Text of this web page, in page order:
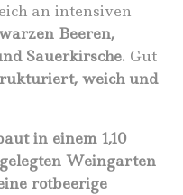
an intensiven
Beeren,
Sauerkirsche. Gut
weich und
in einem 1,10
Weingarten
rotbeerige